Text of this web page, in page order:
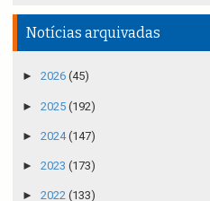
Notícias arquivadas
► 2026 (45)
► 2025 (192)
► 2024(147)
► 2023 (173)
► 2022 (133)